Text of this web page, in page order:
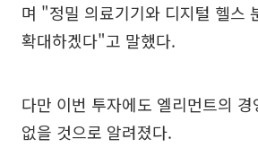
며 "정밀 의료기기와 디지털 헬스
확대하겠다"고 말했다.
다만 이번 투자에도 엘리먼트의
없을 것으로 알려졌다.